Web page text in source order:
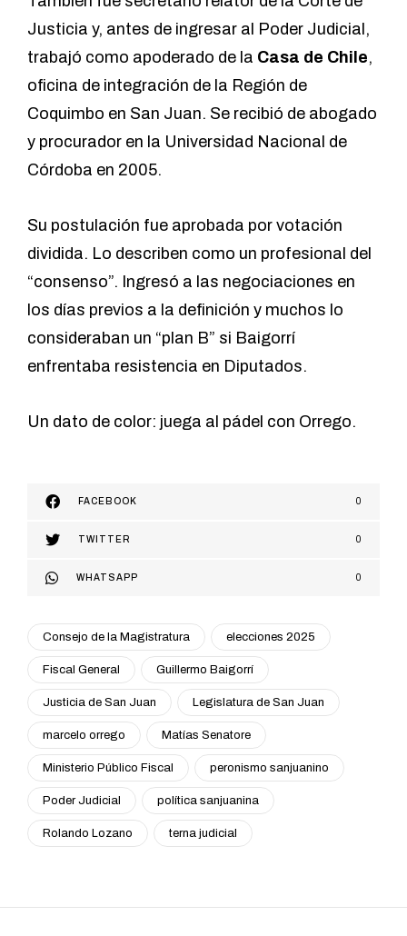
Justicia y, antes de ingresar al Poder Judicial,
trabajó como apoderado de la Casa de Chile,
oficina de integración de la Región de
Coquimbo en San Juan. Se recibió de abogado
y procurador en la Universidad Nacional de
Córdoba en 2005.
Su postulación fue aprobada por votación
dividida. Lo describen como un profesional del
“consenso”. Ingresó a las negociaciones en
los días previos a la definición y muchos lo
consideraban un “plan B” si Baigorrí
enfrentaba resistencia en Diputados.
Un dato de color: juega al pádel con Orrego.
FACEBOOK 0
TWITTER 0
WHATSAPP 0
Consejo de la Magistratura elecciones 2025
Fiscal General Guillermo Baigorrí
Justicia de San Juan Legislatura de San Juan
marcelo orrego Matías Senatore
Ministerio Público Fiscal peronismo sanjuanino
Poder Judicial política sanjuanina
Rolando Lozano terna judicial